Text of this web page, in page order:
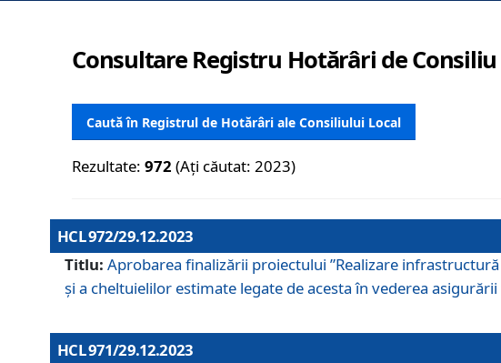
Consultare Registru Hotărâri de
Caută în Registrul de Hotărâri ale Consiliului Local
Rezultate:972 (Ați căutat: 2023)
HCL 972/29.12.2023
Titlu: Aprobarea finalizării proiectului ”Realizare
și a cheltuielilor estimate legate de acesta în vederea
HCL 971/29.12.2023